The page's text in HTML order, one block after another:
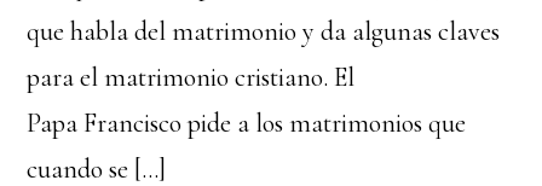
que habla del matrimonio y da algunas claves
para el matrimonio cristiano. El
Papa Francisco pide a los matrimonios que
cuando se […]